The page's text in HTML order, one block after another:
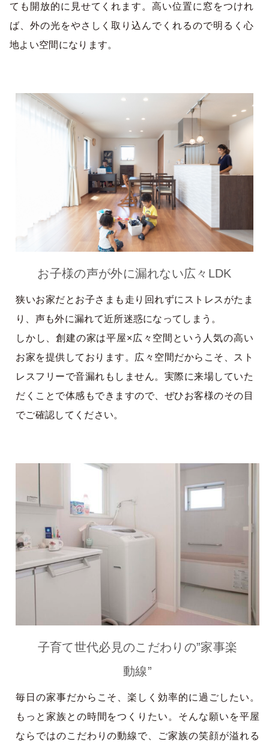
ても開放的に見せてくれます。高い位置に窓をつけれ
ば、外の光をやさしく取り込んでくれるので明るく心
地よい空間になります。
お子様の声が外に漏れない広々LDK
狭いお家だとお子さまも走り回れずにストレスがたま
り、声も外に漏れて近所迷惑になってしまう。
しかし、創建の家は平屋×広々空間という人気の高い
お家を提供しております。広々空間だからこそ、スト
レスフリーで音漏れもしません。実際に来場していた
だくことで体感もできますので、ぜひお客様のその目
でご確認してください。
子育て世代必見のこだわりの”家事楽
動線”
毎日の家事だからこそ、楽しく効率的に過ごしたい。
もっと家族との時間をつくりたい。そんな願いを平屋
ならではのこだわりの動線で、ご家族の笑顔が溢れる